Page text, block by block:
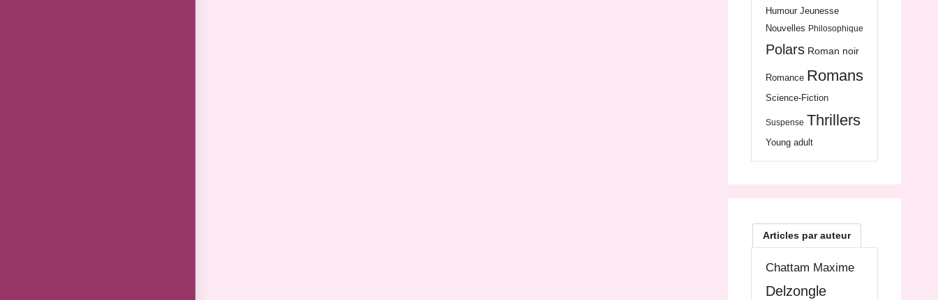
Humour Jeunesse
Nouvelles Philosophique
Polars Roman noir
Romance Romans
Science-Fiction
Suspense Thrillers
Young adult
Articles par auteur
Chattam Maxime
Delzongle